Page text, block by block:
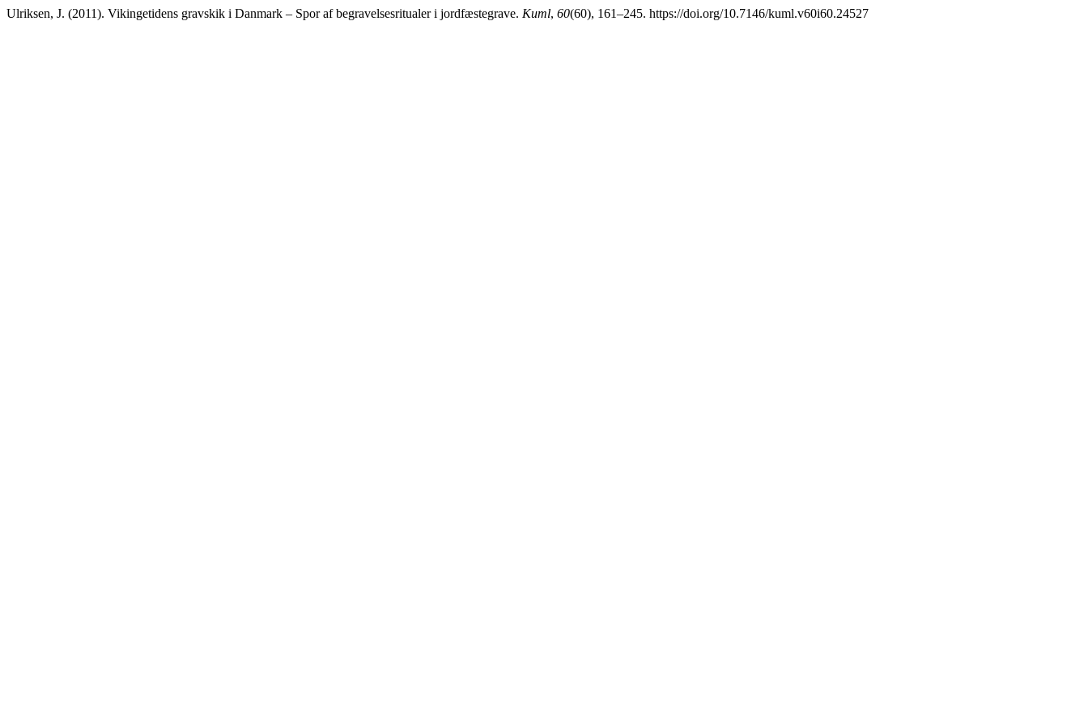
Ulriksen, J. (2011). Vikingetidens gravskik i Danmark – Spor af begravelsesritualer i jordfæstegrave. Kuml, 60(60), 161–245. https://doi.org/10.7146/kuml.v60i60.24527